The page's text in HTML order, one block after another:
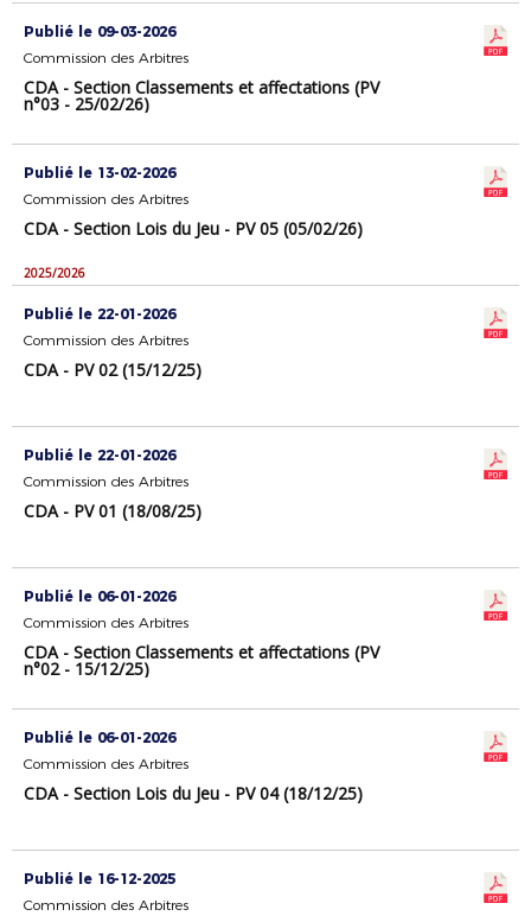
Publié le 09-03-2026
Commission des Arbitres
CDA - Section Classements et affectations (PV
n°03 - 25/02/26)
Publié le 13-02-2026
Commission des Arbitres
CDA - Section Lois du Jeu - PV 05 (05/02/26)
2025/2026
Publié le 22-01-2026
Commission des Arbitres
CDA - PV 02 (15/12/25)
Publié le 22-01-2026
Commission des Arbitres
CDA - PV 01 (18/08/25)
Publié le 06-01-2026
Commission des Arbitres
CDA - Section Classements et affectations (PV
n°02 - 15/12/25)
Publié le 06-01-2026
Commission des Arbitres
CDA - Section Lois du Jeu - PV 04 (18/12/25)
Publié le 16-12-2025
Commission des Arbitres